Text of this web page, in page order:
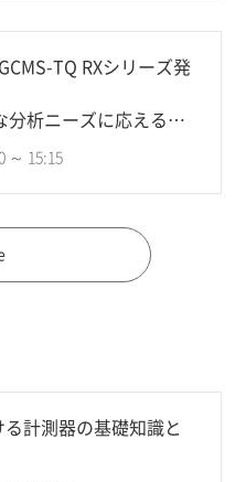
TQ RXシリーズ発
分析ニーズに応える柔
～ 15:15
計測器の基礎知識と